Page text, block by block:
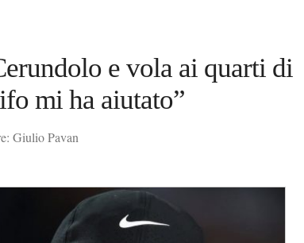
e vola ai quarti di
mi ha aiutato”
Giulio Pavan